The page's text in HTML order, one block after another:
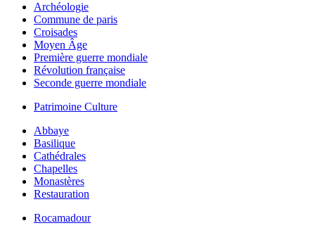
Archéologie
Commune de paris
Croisades
Moyen Âge
Première guerre mondiale
Révolution française
Seconde guerre mondiale
Patrimoine Culture
Abbaye
Basilique
Cathédrales
Chapelles
Monastères
Restauration
Rocamadour